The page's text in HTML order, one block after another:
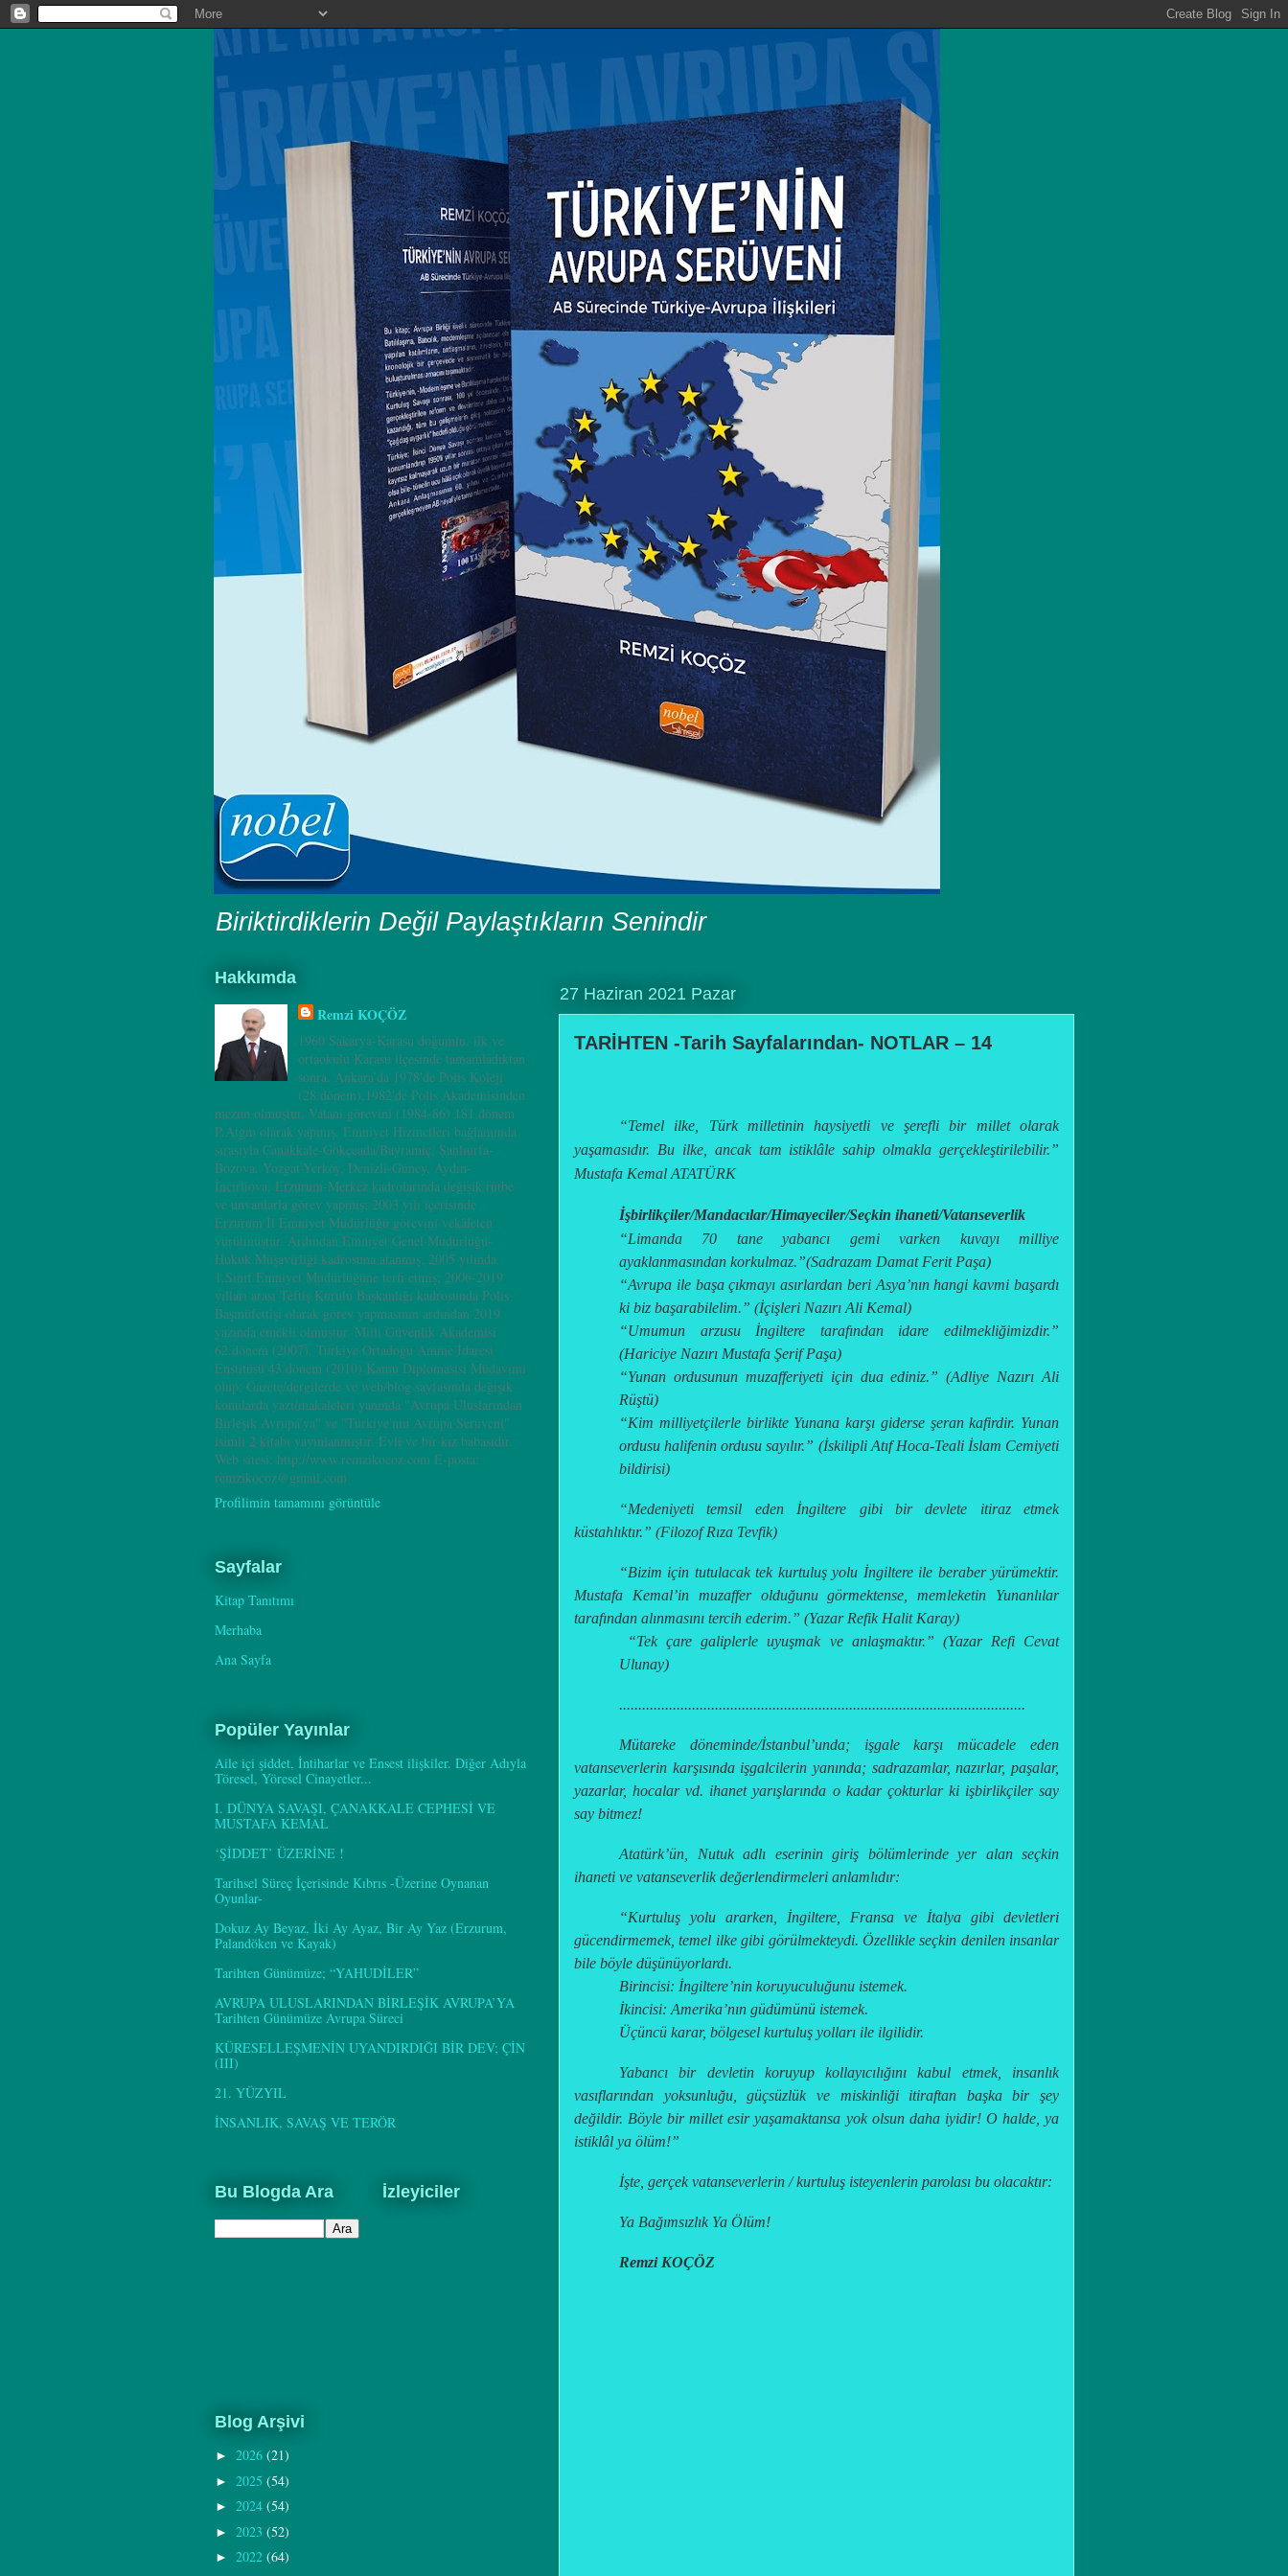
Biriktirdiklerin Değil Paylaştıkların Senindir
27 Haziran 2021 Pazar
TARİHTEN -Tarih Sayfalarından- NOTLAR – 14
“Temel ilke, Türk milletinin haysiyetli ve şerefli bir millet olarak
yaşamasıdır. Bu ilke, ancak tam istiklâle sahip olmakla gerçekleştirilebilir.”
Mustafa Kemal ATATÜRK
İşbirlikçiler/Mandacılar/Himayeciler/Seçkin ihaneti/Vatanseverlik
“Limanda 70 tane yabancı gemi varken kuvayı milliye
ayaklanmasından korkulmaz.”(Sadrazam Damat Ferit Paşa)
“Avrupa ile başa çıkmayı asırlardan beri Asya’nın hangi kavmi başardı
ki biz başarabilelim.” (İçişleri Nazırı Ali Kemal)
“Umumun arzusu İngiltere tarafından idare edilmekliğimizdir.”
(Hariciye Nazırı Mustafa Şerif Paşa)
“Yunan ordusunun muzafferiyeti için dua ediniz.” (Adliye Nazırı Ali
Rüştü)
“Kim milliyetçilerle birlikte Yunana karşı giderse şeran kafirdir. Yunan
ordusu halifenin ordusu sayılır.” (İskilipli Atıf Hoca-Teali İslam Cemiyeti
bildirisi)
“Medeniyeti temsil eden İngiltere gibi bir devlete itiraz etmek
küstahlıktır.” (Filozof Rıza Tevfik)
“Bizim için tutulacak tek kurtuluş yolu İngiltere ile beraber yürümektir.
Mustafa Kemal’in muzaffer olduğunu görmektense, memleketin Yunanlılar
tarafından alınmasını tercih ederim.” (Yazar Refik Halit Karay)
“Tek çare galiplerle uyuşmak ve anlaşmaktır.” (Yazar Refi Cevat
Ulunay)
..........................................................................................................
Mütareke döneminde/İstanbul’unda; işgale karşı mücadele eden
vatanseverlerin karşısında işgalcilerin yanında; sadrazamlar, nazırlar, paşalar,
yazarlar, hocalar vd. ihanet yarışlarında o kadar çokturlar ki işbirlikçiler say
say bitmez!
Atatürk’ün, Nutuk adlı eserinin giriş bölümlerinde yer alan seçkin
ihaneti ve vatanseverlik değerlendirmeleri anlamlıdır:
“Kurtuluş yolu ararken, İngiltere, Fransa ve İtalya gibi devletleri
gücendirmemek, temel ilke gibi görülmekteydi. Özellikle seçkin denilen insanlar
bile böyle düşünüyorlardı.
Birincisi: İngiltere’nin koruyuculuğunu istemek.
İkincisi: Amerika’nın güdümünü istemek.
Üçüncü karar, bölgesel kurtuluş yolları ile ilgilidir.
Yabancı bir devletin koruyup kollayıcılığını kabul etmek, insanlık
vasıflarından yoksunluğu, güçsüzlük ve miskinliği itiraftan başka bir şey
değildir. Böyle bir millet esir yaşamaktansa yok olsun daha iyidir! O halde, ya
istiklâl ya ölüm!”
İşte, gerçek vatanseverlerin / kurtuluş isteyenlerin parolası bu olacaktır:
Ya Bağımsızlık Ya Ölüm!
Remzi KOÇÖZ
Hakkımda
Remzi KOÇÖZ
1960 Sakarya-Karasu doğumlu, ilk ve
ortaokulu Karasu ilçesinde tamamladıktan
sonra, Ankara’da 1978'de Polis Koleji
(28.dönem),1982'de Polis Akademisinden
mezun olmuştur. Vatani görevini (1984-86) 181.dönem
P.Atgm olarak yapmış. Emniyet Hizmetleri bağlamında
sırasıyla Çanakkale-Gökçeada/Bayramiç, Şanlıurfa-
Bozova, Yozgat-Yerköy, Denizli-Güney, Aydın-
İncirliova, Erzurum-Merkez kadrolarında değişik rütbe
ve unvanlarla görev yapmış; 2003 yılı içerisinde
Erzurum İl Emniyet Müdürlüğü görevini vekâleten
yürütmüştür. Ardından Emniyet Genel Müdürlüğü-
Hukuk Müşavirliği kadrosuna atanmış, 2005 yılında
1.Sınıf Emniyet Müdürlüğüne terfi etmiş; 2006-2019
yılları arası Teftiş Kurulu Başkanlığı kadrosunda Polis
Başmüfettişi olarak görev yapmasının ardından 2019
yazında emekli olmuştur. Milli Güvenlik Akademisi
62.dönem (2007), Türkiye Ortadoğu Amme İdaresi
Enstitüsü 43.dönem (2010) Kamu Diplomasisi Müdavimi
olup; Gazete/dergilerde ve web/blog sayfasında değişik
konularda yazı/makaleleri yanında "Avrupa Uluslarından
Birleşik Avrupa'ya" ve "Türkiye'nin Avrupa Serüveni"
isimli 2 kitabı yayınlanmıştır. Evli ve bir kız babasıdır.
Web sitesi: http://www.remzikocoz.com E-posta:
remzikocoz@gmail.com
Profilimin tamamını görüntüle
Sayfalar
Kitap Tanıtımı
Merhaba
Ana Sayfa
Popüler Yayınlar
Aile içi şiddet, İntiharlar ve Ensest ilişkiler. Diğer Adıyla
Töresel, Yöresel Cinayetler...
I. DÜNYA SAVAŞI, ÇANAKKALE CEPHESİ VE
MUSTAFA KEMAL
‘ŞİDDET’ ÜZERİNE !
Tarihsel Süreç İçerisinde Kıbrıs -Üzerine Oynanan
Oyunlar-
Dokuz Ay Beyaz, İki Ay Ayaz, Bir Ay Yaz (Erzurum,
Palandöken ve Kayak)
Tarihten Günümüze; “YAHUDİLER”
AVRUPA ULUSLARINDAN BİRLEŞİK AVRUPA’YA
Tarihten Günümüze Avrupa Süreci
KÜRESELLEŞMENİN UYANDIRDIĞI BİR DEV; ÇİN
(III)
21. YÜZYIL
İNSANLIK, SAVAŞ VE TERÖR
Bu Blogda Ara İzleyiciler
Blog Arşivi
► 2026 (21)
► 2025 (54)
► 2024 (54)
► 2023 (52)
► 2022 (64)